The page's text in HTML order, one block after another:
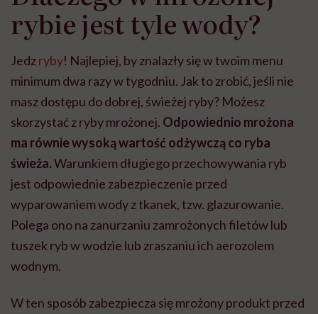
rybie jest tyle wody?
Jedzryby! Najlepiej, by znalazły się w twoim menu
minimum dwa razy w tygodniu. Jak to zrobić, jeśli nie
masz dostępu do dobrej, świeżej ryby? Możesz
skorzystać z ryby mrożonej. Odpowiednio mrożona
ma równie wysoką wartość odżywczą co ryba
świeża.Warunkiem długiego przechowywania ryb
jest odpowiednie zabezpieczenie przed
wyparowaniem wody z tkanek, tzw. glazurowanie.
Polega ono na zanurzaniu zamrożonych filetów lub
tuszek ryb w wodzie lub zraszaniu ich aerozolem
wodnym.
W ten sposób zabezpiecza się mrożony produkt przed